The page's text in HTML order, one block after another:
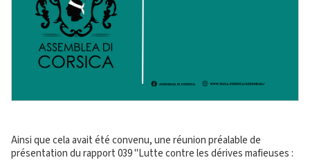
Ainsi que cela avait été convenu, une réunion préalable de
présentation du rapport 039 "Lutte contre les dérives mafieuses :